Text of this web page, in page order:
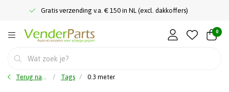
Gratis verzending v.a. € 150 in NL (excl. dakkoffers)
0
Terug naar home Tags 0.3 meter